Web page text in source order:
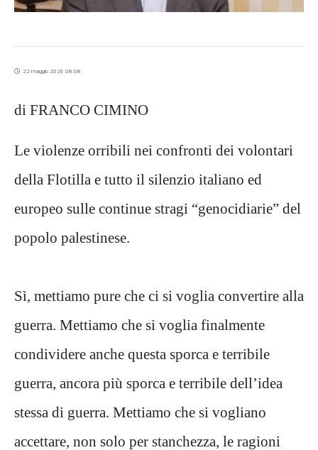
22 maggio 2026 08:08
di FRANCO CIMINO
Le violenze orribili nei confronti dei volontari
della Flotilla e tutto il silenzio italiano ed
europeo sulle continue stragi “genocidiarie” del
popolo palestinese.
Sì, mettiamo pure che ci si voglia convertire alla
guerra. Mettiamo che si voglia finalmente
condividere anche questa sporca e terribile
guerra, ancora più sporca e terribile dell’idea
stessa di guerra. Mettiamo che si vogliano
accettare, non solo per stanchezza, le ragioni